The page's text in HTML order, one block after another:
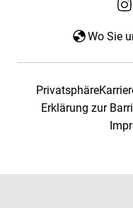
Wo Sie
Privatsphäre
Erklärung zur